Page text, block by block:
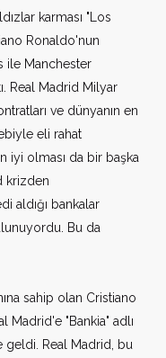
karması "Los
Ronaldo'nun
ile Manchester
Real Madrid Milyar
ve dünyanın en
eli rahat
iyi olması da bir başka
krizden
aldığı bankalar
Bu da
sahip olan Cristiano
Madrid'e "Bankia" adlı
geldi. Real Madrid, bu